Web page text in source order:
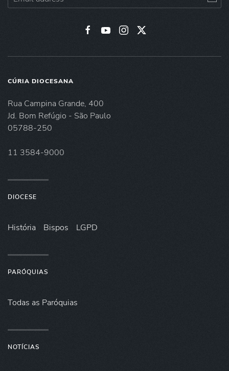
CÚRIA DIOCESANA
Rua Campina Grande, 400
Jd. Bom Refúgio - São Paulo
05788-250
11 3584-9000
DIOCESE
História Bispos LGPD
PARÓQUIAS
Todas as Paróquias
NOTÍCIAS